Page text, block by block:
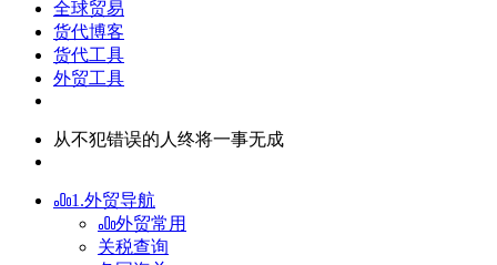
全球贸易
货代博客
货代工具
外贸工具
从不犯错误的人终将一事无成
1.外贸导航
外贸常用
关税查询